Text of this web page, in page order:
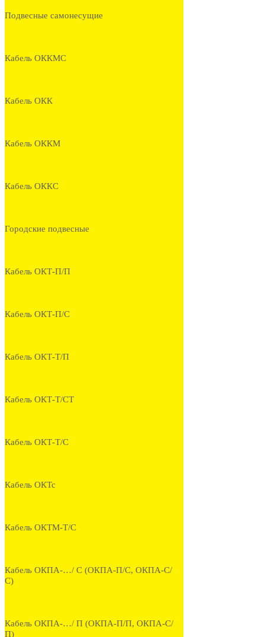
Подвесные самонесущие
Кабель ОККМС
Кабель ОКК
Кабель ОККМ
Кабель ОККС
Городские подвесные
Кабель ОКТ-П/П
Кабель ОКТ-П/С
Кабель ОКТ-Т/П
Кабель ОКТ-Т/СТ
Кабель ОКТ-Т/С
Кабель ОКТс
Кабель ОКТМ-Т/С
Кабель ОКПА-…/ С (ОКПА-П/С, ОКПА-С/
С)
Кабель ОКПА-…/ П (ОКПА-П/П, ОКПА-С/
П)